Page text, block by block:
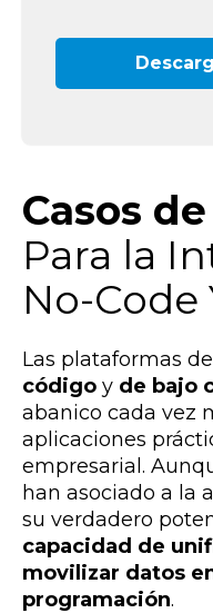
Casos
Para la
No-Code
Las plataformas
código y de bajo
abanico cada vez
aplicaciones
empresarial.
han asociado a la
su verdadero
capacidad de
movilizar datos
programación.